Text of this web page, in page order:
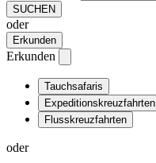
SUCHEN
oder
Erkunden
Erkunden
Tauchsafaris
Expeditionskreuzfahrten
Flusskreuzfahrten
oder